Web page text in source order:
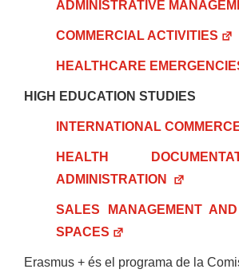
ADMINISTRATIVE
COMMERCIAL ACTIVITIES
HEALTHCARE
HIGH EDUCATION STUDIES
INTERNATIONAL
HEALTH
ADMINISTRATION
SALES MANAGEMENT
SPACES
Erasmus + és el programa de la